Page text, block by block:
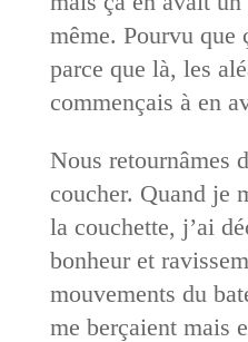
même. Pourvu que
parce que là, les
commençais à en
Nous retournâmes
coucher. Quand je
la couchette, j’ai
bonheur et
mouvements du
me berçaient mais